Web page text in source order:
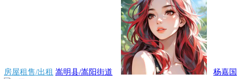
房屋租售/出租 嵩明县/嵩阳街道 杨嘉国